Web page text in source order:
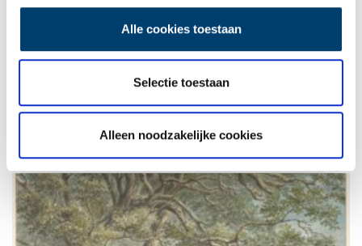
Alle cookies toestaan
Selectie toestaan
Alleen noodzakelijke cookies
Koningshof
het huis en bijgebouwen van architect Abraham Salm en de
aanleg van Leonard Anthony Springer van rond 1900. De
geschiedenis ervan is echter ouder en gaat terug tot zeker
1636. Uit die geschiedenis blijkt ook de verbondenheid met
het aangrenzende Elswout.